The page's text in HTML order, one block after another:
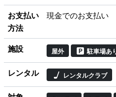
お支払い
方法
現金でのお支払い
施設 屋外 駐車場あ
レンタル レンタルクラブ